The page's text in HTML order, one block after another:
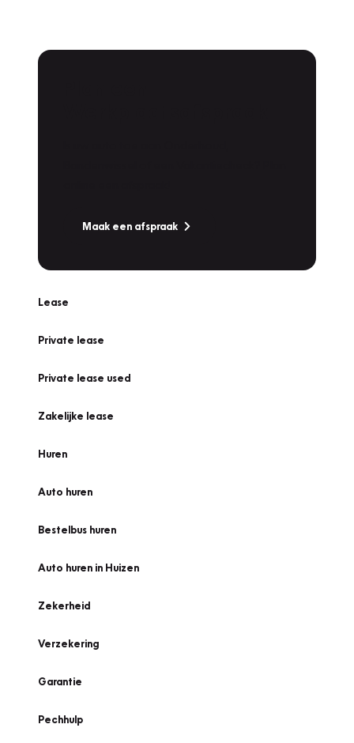
Maak een afspraak
Lease
Private lease
Private lease used
Zakelijke lease
Huren
Auto huren
Bestelbus huren
Auto huren in Huizen
Zekerheid
Verzekering
Garantie
Pechhulp